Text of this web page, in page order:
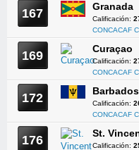
167 Granada
Calificación:
CONCACAF
169 Curaçao
Calificación:
CONCACAF
172 Barbados
Calificación:
CONCACAF
176 St.
Calificación: